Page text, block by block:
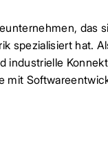
das
spezialisiert hat.
industrielle
mit